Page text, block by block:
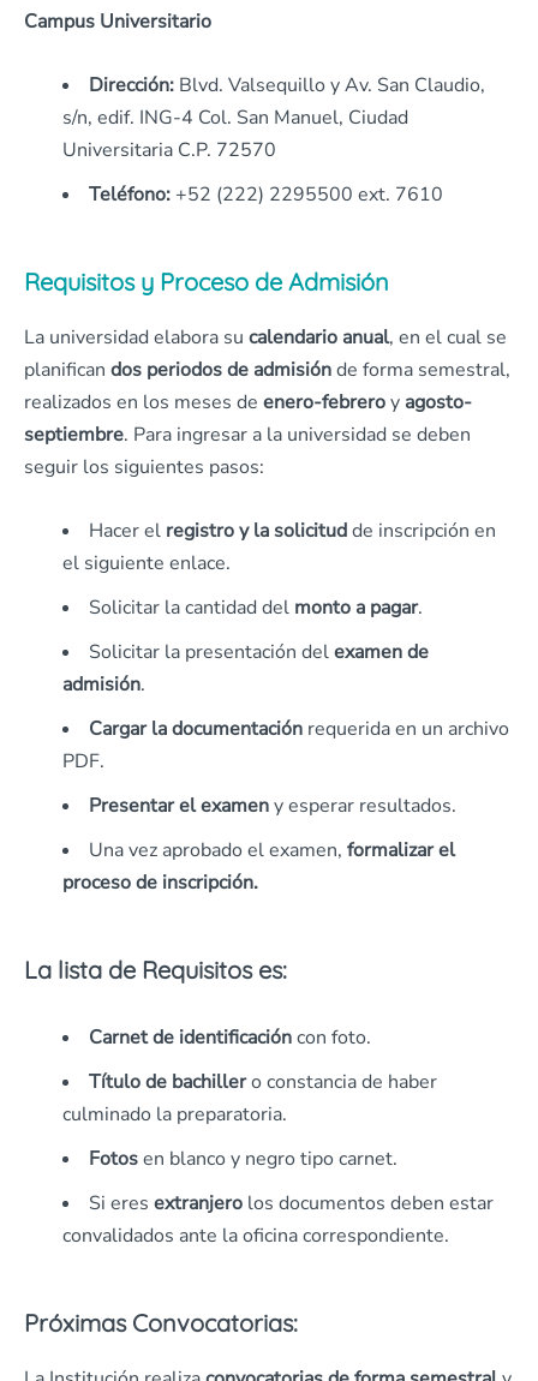
Campus Universitario
Dirección: Blvd. Valsequillo y Av. San Claudio,
s/n, edif. ING-4 Col. San Manuel, Ciudad
Universitaria C.P. 72570
Teléfono: +52 (222) 2295500 ext. 7610
Requisitos y Proceso de Admisión
La universidad elabora su calendario anual, en el cual se
planifican dos periodos de admisiónde forma semestral,
realizados en los meses de enero-febreroy agosto-
septiembre. Para ingresar a la universidad se deben
seguir los siguientes pasos:
Hacer el registro y la solicitudde inscripción en
el siguiente enlace.
Solicitar la cantidad del monto a pagar.
Solicitar la presentación delexamen de
admisión.
Cargar la documentación requerida en un archivo
PDF.
Presentar el exameny esperar resultados.
Una vez aprobado el examen, formalizar el
proceso de inscripción.
La lista de Requisitos es:
Carnet de identificacióncon foto.
Título de bachillero constancia de haber
culminado la preparatoria.
Fotosen blanco y negro tipo carnet.
Si eres extranjero los documentos deben estar
convalidados ante la oficina correspondiente.
Próximas Convocatorias: